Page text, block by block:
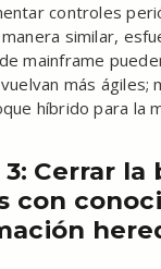
controles
similar,
mainframe
más ágiles;
híbrido para la
3: Cerrar la
con